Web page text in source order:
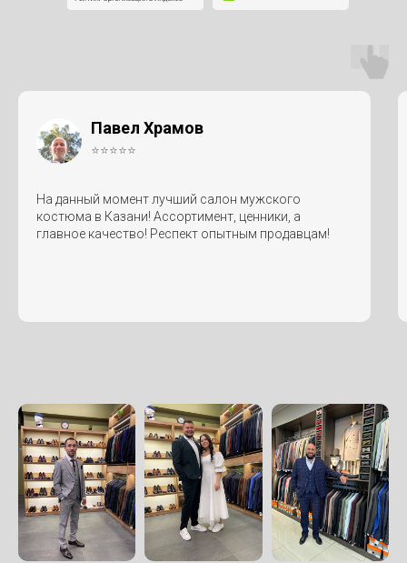
Павел Храмов
⭐⭐⭐⭐⭐
На данный момент лучший салон мужского
костюма в Казани! Ассортимент, ценники, а
главное качество! Респект опытным продавцам!